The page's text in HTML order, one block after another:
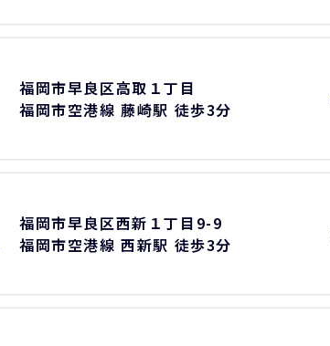
福岡市早良区高取１丁目
福岡市空港線 藤崎駅 徒歩3分
福岡市早良区西新１丁目9-9
福岡市空港線 西新駅 徒歩3分